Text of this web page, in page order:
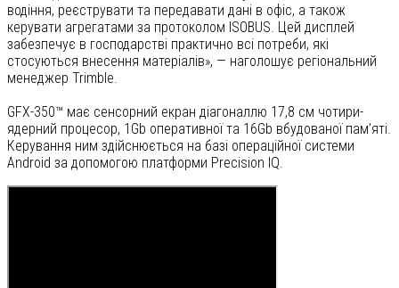
водіння, реєструвати та передавати дані в офіс, а також
керувати агрегатами за протоколом ISOBUS. Цей дисплей
забезпечує в господарстві практично всі потреби, які
стосуються внесення матеріалів», — наголошує регіональний
менеджер Trimble.
GFX-350™ має сенсорний екран діагоналлю 17,8 см чотири-
ядерний процесор, 1Gb оперативної та 16Gb вбудованої пам’яті.
Керування ним здійснюється на базі операційної системи
Android за допомогою платформи Precision IQ.